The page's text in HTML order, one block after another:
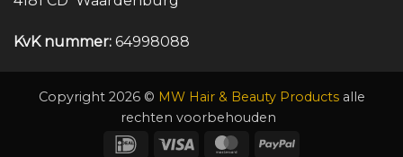
KvK nummer: 64998088
Copyright 2026 © MW Hair & Beauty Productsalle
rechten voorbehouden
IDeal
Visa MasterCardPayPal